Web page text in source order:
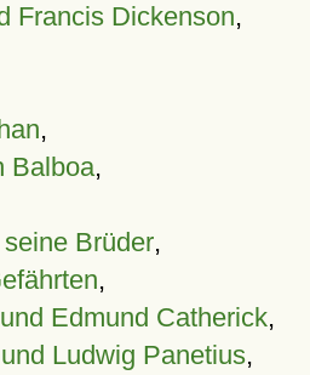
Francis Dickenson,
,
Balboa,
Brüder,
,
Edmund Catherick,
Ludwig Panetius,